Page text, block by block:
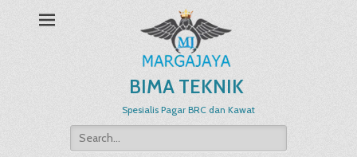
BIMA TEKNIK
Spesialis Pagar BRC dan Kawat
Search
for: